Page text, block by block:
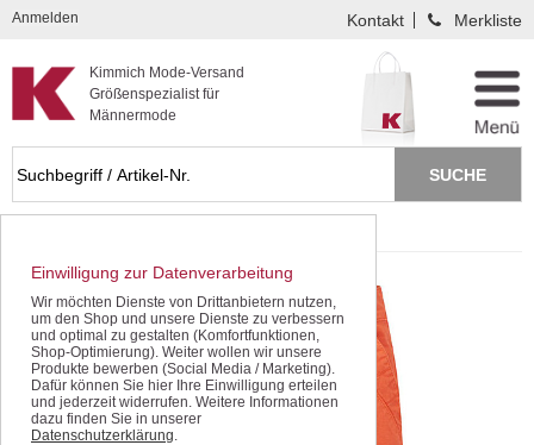
Kompletten Head der Seite überspringen
Kimmich Mode-Versand
Größenspezialist für
Männermode
Anmelden Kontakt Merkliste
Einwilligung zur Datenverarbeitung
Wir möchten Dienste von Drittanbietern nutzen,
um den Shop und unsere Dienste zu verbessern
und optimal zu gestalten (Komfortfunktionen,
Shop-Optimierung). Weiter wollen wir unsere
Produkte bewerben (Social Media / Marketing).
Dafür können Sie hier Ihre Einwilligung erteilen
und jederzeit widerrufen. Weitere Informationen
dazu finden Sie in unserer
Datenschutzerklärung.